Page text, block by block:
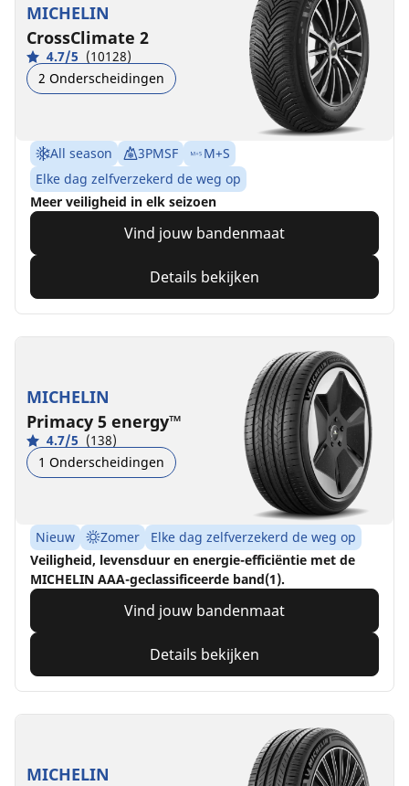
MICHELIN
CrossClimate 2
4.7/5 (10128)
2 Onderscheidingen
All season 3PMSF
M+S
Elke dag zelfverzekerd de weg op
Meer veiligheid in elk seizoen
Vind jouw bandenmaat
Details bekijken
MICHELIN
Primacy 5 energy™
4.7/5 (138)
1 Onderscheidingen
Nieuw Zomer
Elke dag zelfverzekerd de weg op
Veiligheid, levensduur en energie-efficiëntie met de
MICHELIN AAA-geclassificeerde band(1).
Vind jouw bandenmaat
Details bekijken
MICHELIN